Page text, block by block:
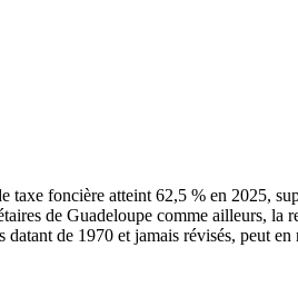
foncière atteint 62,5 % en 2025,
de Guadeloupe comme ailleurs,
de 1970 et jamais révisés, peut